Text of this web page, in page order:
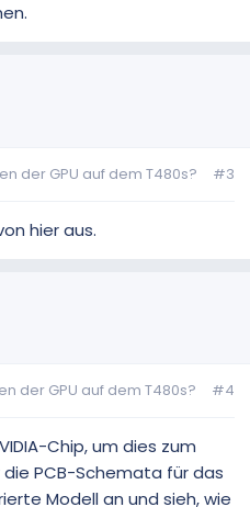
der GPU auf dem T480s? #3
hier aus.
der GPU auf dem T480s? #4
Chip, um dies zum
die PCB-Schemata für das
Modell an und sieh, wie